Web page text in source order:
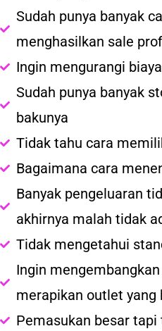
Sudah punya banyak
menghasilkan sale
Ingin mengurangi
Sudah punya banyak
bakunya
Tidak tahu cara
Bagaimana cara
Banyak pengeluaran
akhirnya malah tidak
Tidak mengetahui
Ingin
merapikan outlet yang
Pemasukan besar tapi